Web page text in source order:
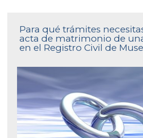
Para qué trámites
acta de matrimonio de
en el Registro Civil de